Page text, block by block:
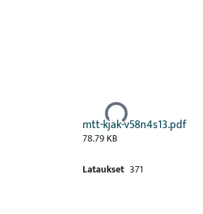
Ladataan...
mtt-kjak-v58n4s13.pdf
78.79 KB
Lataukset 371